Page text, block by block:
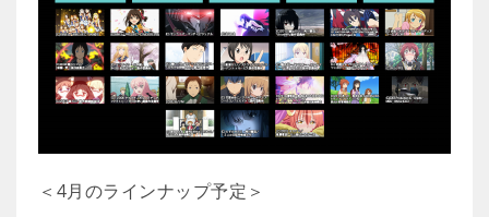
＜4月のラインナップ予定＞